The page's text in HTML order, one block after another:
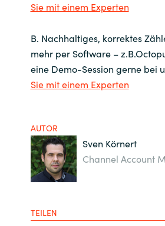
United Kingdom
United States
Sie mit einem Experten
B. Nachhaltiges, korrektes
mehr per Software –z.B.
eine Demo-Session gerne bei
Sie mit einem Experten
AUTOR
Sven Körnert
Channel Account
TEILEN